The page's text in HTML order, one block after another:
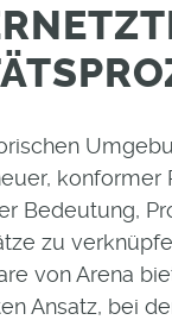
konformer
Bedeutung,
zu
von Arena
Ansatz, bei